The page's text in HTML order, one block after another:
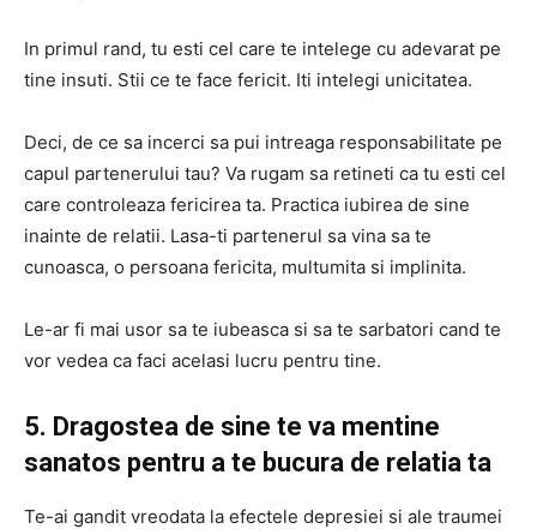
In primul rand, tu esti cel care te intelege cu adevarat pe
tine insuti. Stii ce te face fericit. Iti intelegi unicitatea.
Deci, de ce sa incerci sa pui intreaga responsabilitate pe
capul partenerului tau? Va rugam sa retineti ca tu esti cel
care controleaza fericirea ta. Practica iubirea de sine
inainte de relatii. Lasa-ti partenerul sa vina sa te
cunoasca, o persoana fericita, multumita si implinita.
Le-ar fi mai usor sa te iubeasca si sa te sarbatori cand te
vor vedea ca faci acelasi lucru pentru tine.
5. Dragostea de sine te va mentine
sanatos pentru a te bucura de relatia ta
Te-ai gandit vreodata la efectele depresiei si ale traumei